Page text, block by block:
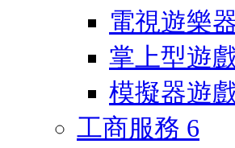
電視遊樂
掌上型遊
模擬器遊
工商服務 6